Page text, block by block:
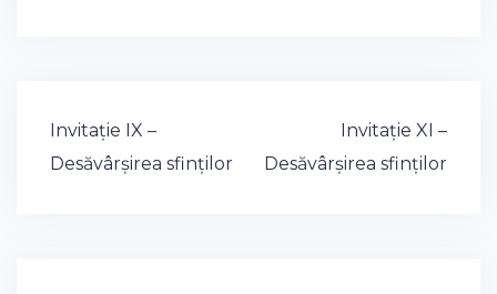
Post
navigation
Invitație IX –
Desăvârșirea sfinților
Invitație XI –
Desăvârșirea sfinților